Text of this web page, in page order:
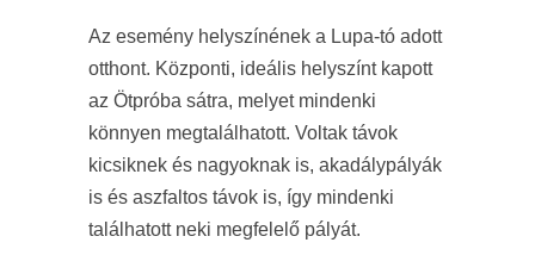
Az esemény helyszínének a Lupa-tó adott
otthont. Központi, ideális helyszínt kapott
az Ötpróba sátra, melyet mindenki
könnyen megtalálhatott. Voltak távok
kicsiknek és nagyoknak is, akadálypályák
is és aszfaltos távok is, így mindenki
találhatott neki megfelelő pályát.